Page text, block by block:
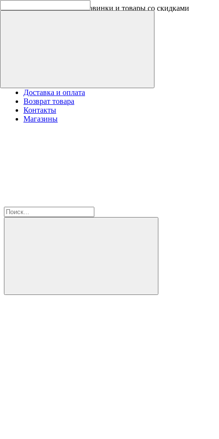
Скидки на новинки до -30%
Доставка и оплата
Возврат товара
Контакты
Магазины